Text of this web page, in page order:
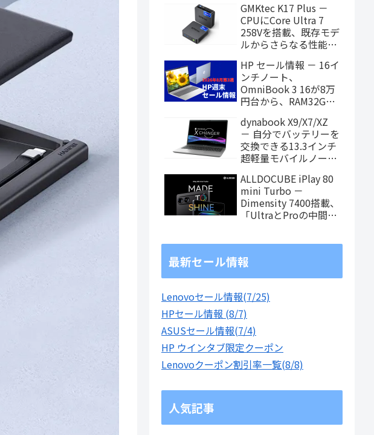
お買い得に
GMKtec K17 Plus －
CPUにCore Ultra 7
258Vを搭載、既存モデ
ルからさらなる性能ア
HP セール情報 － 16イ
ンチノート、
OmniBook 3 16が8万
円台から、RAM32GB
価格に！
dynabook X9/X7/XZ
－ 自分でバッテリーを
交換できる13.3インチ
超軽量モバイルノート
に！
ALLDOCUBE iPlay 80
mini Turbo －
Dimensity 7400搭載、
「UltraとProの中間ス
最新セール情報
Lenovoセール情報(7/25)
HPセール情報 (8/7)
ASUSセール情報(7/4)
HP ウインタブ限定クーポン
Lenovoクーポン割引率一覧(8/8)
人気記事